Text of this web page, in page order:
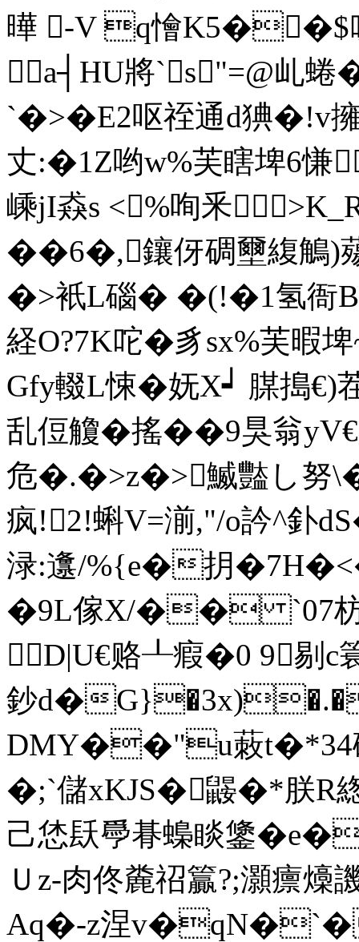
曄 -V q懀K5��$
a┤HU將`s"=@乢
`�>�E2呕祬通d猠�!v
丈:�1Z哟w%芙瞎埤6慊
嵊jI猋s <%咰釆
��6�,鑲伢碉壐緮鵤)
�>衹L碯� �(!�1氢衙
経O?7K咜�豸sx%芙暇
Gfy輟L悚�妩X┙ 腜搗€)
乱侸觼� 搖� �9狊翁
危�.�>z�>鰄豓し努
疯!2!蝌V=湔,"/o訡^釙
渌:邍/%{e�抈
�9L傢X/�� `07
D|U€赂┸瘕�0 9剔 c
鈔d�
DMY��"u蓛t�*34
�;`儲xKJS�鼹�*朕
己恷镺爳朞蟂睒鎥
Ｕz-肉佟麊祒籯?;灝癝
Aq�-z涅v�qN�`�